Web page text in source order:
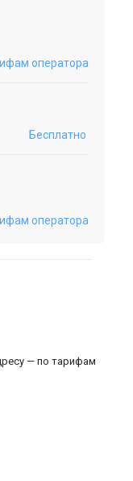
оператора
Бесплатно
оператора
— по тарифам